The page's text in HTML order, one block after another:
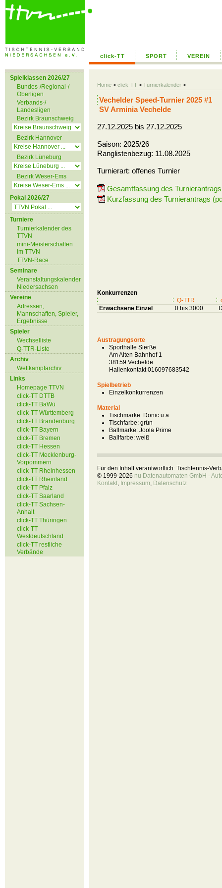
click-TT SPORT VEREIN
Home > click-TT > Turnierkalender >
Spielklassen 2026/27
Bundes-/Regional-/
Oberligen
Verbands-/
Landesligen
Bezirk Braunschweig
Bezirk Hannover
Bezirk Lüneburg
Bezirk Weser-Ems
Pokal 2026/27
Turniere
Turnierkalender des
TTVN
mini-Meisterschaften
im TTVN
TTVN-Race
Seminare
Veranstaltungskalender
Niedersachsen
Vereine
Adressen,
Mannschaften, Spieler,
Ergebnisse
Spieler
Wechselliste
Q-TTR-Liste
Archiv
Wettkampfarchiv
Links
Homepage TTVN
click-TT DTTB
click-TT BaWü
click-TT Württemberg
click-TT Brandenburg
click-TT Bayern
click-TT Bremen
click-TT Hessen
click-TT Mecklenburg-
Vorpommern
click-TT Rheinhessen
click-TT Rheinland
click-TT Pfalz
click-TT Saarland
click-TT Sachsen-
Anhalt
click-TT Thüringen
click-TT
Westdeutschland
click-TT restliche
Verbände
Vechelder Speed-Turnier 2025 #1
SV Arminia Vechelde
27.12.2025 bis 27.12.2025
Saison: 2025/26
Ranglistenbezug: 11.08.2025
Turnierart: offenes Turnier
Gesamtfassung des
Kurzfassung des Turnierantrags
Konkurrenzen
Q-TTR
Erwachsene Einzel
0 bis 3000
Austragungsorte
Sporthalle Sierße
Am Alten Bahnhof 1
38159 Vechelde
Hallenkontakt 016097683542
Spielbetrieb
Einzelkonkurrenzen
Material
Tischmarke: Donic u.a.
Tischfarbe: grün
Ballmarke: Joola Prime
Ballfarbe: weiß
Für den Inhalt verantwortlich: Tischtennis-
© 1999-2026 nu Datenautomaten GmbH -
Kontakt, Impressum, Datenschutz